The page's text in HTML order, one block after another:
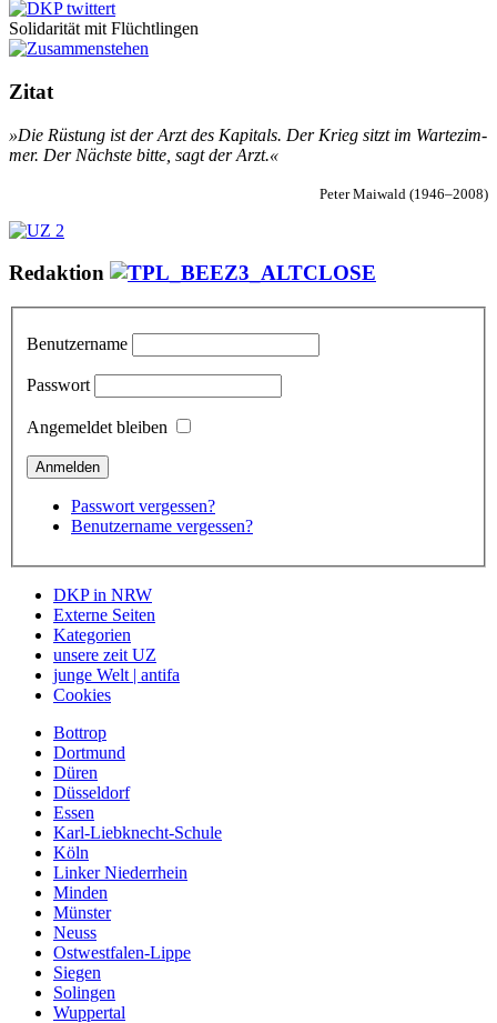
Solidarität mit Flüchtlingen
Zitat
»Die Rüs­­tung ist der Arzt des Ka­pi­­tals. Der Krieg sitzt im War­­te­zim­­
mer. Der Nächs­­te bit­­te, sagt der Arzt.«
Peter Mai­wald (1946–2008)
Redaktion
Benutzername
Passwort
Angemeldet bleiben
Passwort vergessen?
Benutzername vergessen?
DKP in NRW
Externe Seiten
Kategorien
unsere zeit UZ
junge Welt | antifa
Cookies
Bottrop
Dortmund
Düren
Düsseldorf
Essen
Karl-Liebknecht-Schule
Köln
Linker Niederrhein
Minden
Münster
Neuss
Ostwestfalen-Lippe
Siegen
Solingen
Wuppertal